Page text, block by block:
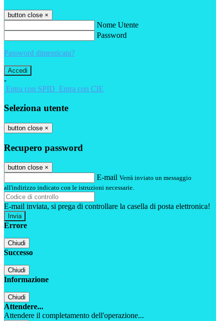
button close ×
Nome Utente
Password
Password dimenticata?
-
Entra con SPID Entra con CIE
Seleziona utente
button close ×
Recupero password
button close ×
E-mail Verrà inviato un messaggio
all'indirizzo indicato con le istruzioni necessarie.
E-mail inviata, si prega di controllare la casella di posta elettronica!
Errore
Chiudi
Successo
Chiudi
Informazione
Chiudi
Attendere...
Attendere il completamento dell'operazione...